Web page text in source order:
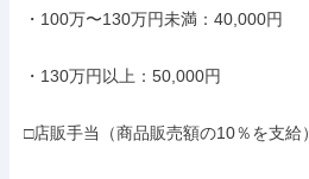
・100万〜130万円未満：40,000円
・130万円以上：50,000円
□店販手当（商品販売額の10％を支給）